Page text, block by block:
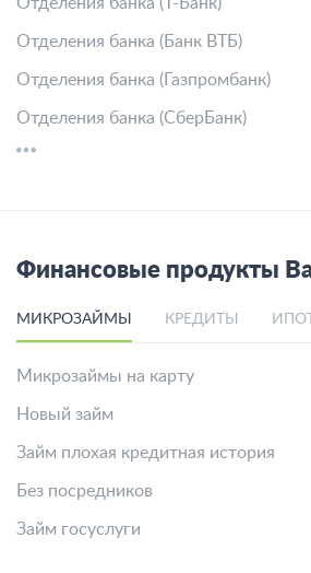
Отделения банка (Банк ВТБ)
Отделения банка (Газпромбанк)
Отделения банка (СберБанк)
Финансовые продукты
МИКРОЗАЙМЫ КРЕДИТЫ
Микрозаймы на карту
Новый займ
Займ плохая кредитная история
Без посредников
Займ госуслуги